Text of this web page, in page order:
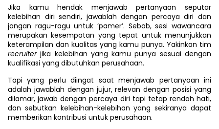
Jika kamu hendak menjawab pertanyaan seputar
kelebihan diri sendiri, jawablah dengan percaya diri dan
jangan ragu-ragu untuk ‘pamer’. Sebab, sesi wawancara
merupakan kesempatan yang tepat untuk menunjukkan
keterampilan dan kualitas yang kamu punya. Yakinkan tim
recruiterjika kelebihan yang kamu punya sesuai dengan
kualifikasi yang dibutuhkan perusahaan.
Tapi yang perlu diingat saat menjawab pertanyaan ini
adalah jawablah dengan jujur, relevan dengan posisi yang
dilamar, jawab dengan percaya diri tapi tetap rendah hati,
dan sebutkan kelebihan-kelebihan yang sekiranya dapat
memberikan kontribusi untuk perusahaan.